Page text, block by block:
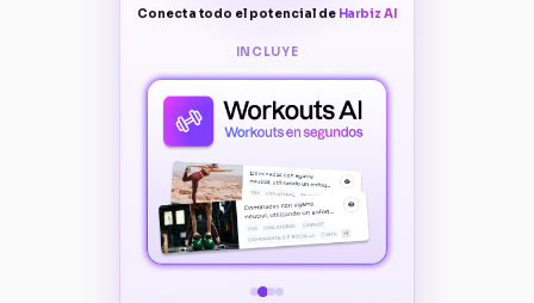
Conecta todo el potencial de Harbiz AI
INCLUYE